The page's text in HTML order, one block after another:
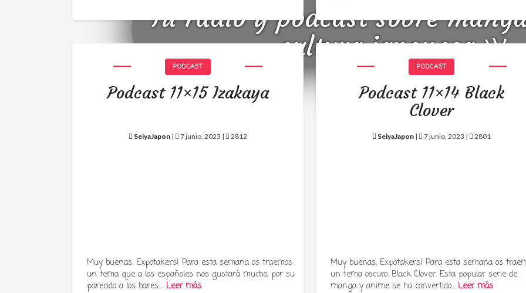
Tu radio y podcast sobre
cultura japonesa ツ
PODCAST
Podcast 11×15 Izakaya
SeiyaJapon | 7 junio, 2023 | 2812
Muy buenas, Expotakers! Para esta semana os traemos
un tema que a los españoles nos gustará mucho, por su
parecido a los bares:…Leer más
PODCAST
Podcast 11×14 Black
Clover
SeiyaJapon | 7 junio, 2023 | 2801
Muy buenas, Expotakers! Para esta semana os
un tema oscuro: Black Clover. Esta popular serie de
manga y anime se ha convertido…Leer más